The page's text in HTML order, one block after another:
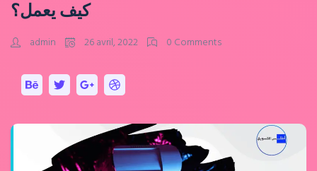
كيف يعمل؟
admin 26 avril, 2022 0 Comments